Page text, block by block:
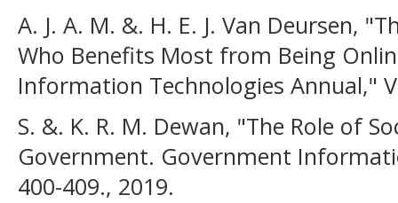
A. J. A. M. &. H. E. J. Van Deursen,
Who Benefits Most from Being
Information Technologies Annual,"
S. &. K. R. M. Dewan, "The Role of
Government. Government
400-409., 2019.